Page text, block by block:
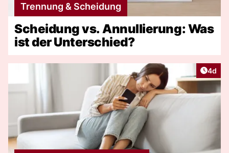
Trennung & Scheidung
Scheidung vs. Annullierung: Was
ist der Unterschied?
4d